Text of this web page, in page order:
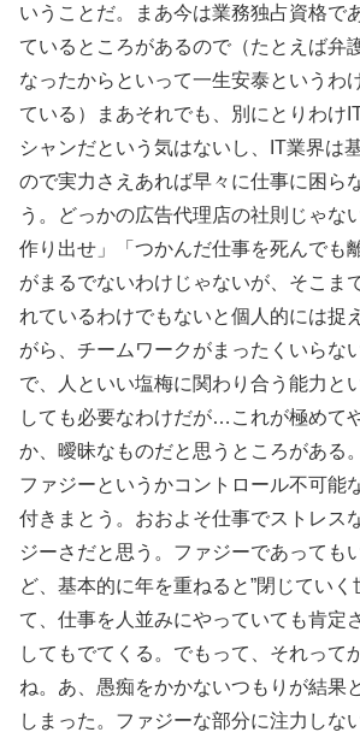
いうことだ。まあ今は業務独占資格で
ているところがあるので（たとえば弁
なったからといって一生安泰というわ
ている）まあそれでも、別にとりわけ
シャンだという気はないし、IT業界は
ので実力さえあれば早々に仕事に困ら
う。どっかの広告代理店の社則じゃな
作り出せ」「つかんだ仕事を死んでも
がまるでないわけじゃないが、そこま
れているわけでもないと個人的には捉
がら、チームワークがまったくいらな
で、人といい塩梅に関わり合う能力と
しても必要なわけだが…これが極めて
か、曖昧なものだと思うところがある
ファジーというかコントロール不可能
付きまとう。おおよそ仕事でストレス
ジーさだと思う。ファジーであっても
ど、基本的に年を重ねると”閉じていく
て、仕事を人並みにやっていても肯定
してもでてくる。でもって、それって
ね。あ、愚痴をかかないつもりが結果
しまった。ファジーな部分に注力しな